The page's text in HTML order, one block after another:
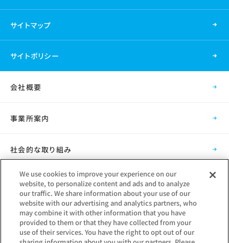
サイトマップ
サイトポリシー
会社概要
事業所案内
社会的な取り組み
採用情報
グループ会社
We use cookies to improve your experience on our
website, to personalize content and ads and to analyze
our traffic. We share information about your use of our
website with our advertising and analytics partners, who
may combine it with other information that you have
provided to them or that they have collected from your
use of their services. You have the right to opt out of our